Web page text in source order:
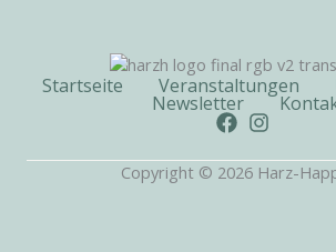
Startseite Veranstaltungen
Newsletter
Copyright © 2026 Harz-